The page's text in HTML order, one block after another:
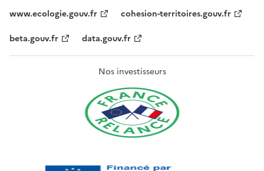
www.ecologie.gouv.fr
cohesion-territoires.gouv.fr
beta.gouv.fr
data.gouv.fr
Nos investisseurs